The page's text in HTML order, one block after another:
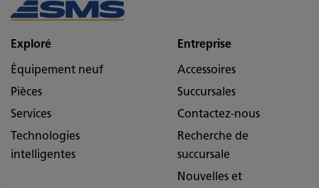
Exploré
Équipement neuf
Pièces
Services
Technologies
intelligentes
Entreprise
Accessoires
Succursales
Contactez-nous
Recherche de
succursale
Nouvelles et